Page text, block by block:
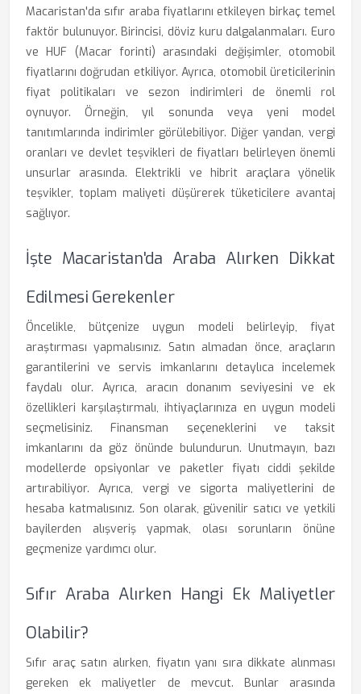
Macaristan'da sıfır araba fiyatlarını etkileyen birkaç temel
faktör bulunuyor. Birincisi, döviz kuru dalgalanmaları. Euro
ve HUF (Macar forinti) arasındaki değişimler, otomobil
fiyatlarını doğrudan etkiliyor. Ayrıca, otomobil üreticilerinin
fiyat politikaları ve sezon indirimleri de önemli rol
oynuyor. Örneğin, yıl sonunda veya yeni model
tanıtımlarında indirimler görülebiliyor. Diğer yandan, vergi
oranları ve devlet teşvikleri de fiyatları belirleyen önemli
unsurlar arasında. Elektrikli ve hibrit araçlara yönelik
teşvikler, toplam maliyeti düşürerek tüketicilere avantaj
sağlıyor.
İşte Macaristan'da Araba Alırken Dikkat
Edilmesi Gerekenler
Öncelikle, bütçenize uygun modeli belirleyip, fiyat
araştırması yapmalısınız. Satın almadan önce, araçların
garantilerini ve servis imkanlarını detaylıca incelemek
faydalı olur. Ayrıca, aracın donanım seviyesini ve ek
özellikleri karşılaştırmalı, ihtiyaçlarınıza en uygun modeli
seçmelisiniz. Finansman seçeneklerini ve taksit
imkanlarını da göz önünde bulundurun. Unutmayın, bazı
modellerde opsiyonlar ve paketler fiyatı ciddi şekilde
artırabiliyor. Ayrıca, vergi ve sigorta maliyetlerini de
hesaba katmalısınız. Son olarak, güvenilir satıcı ve yetkili
bayilerden alışveriş yapmak, olası sorunların önüne
geçmenize yardımcı olur.
Sıfır Araba Alırken Hangi Ek Maliyetler
Olabilir?
Sıfır araç satın alırken, fiyatın yanı sıra dikkate alınması
gereken ek maliyetler de mevcut. Bunlar arasında